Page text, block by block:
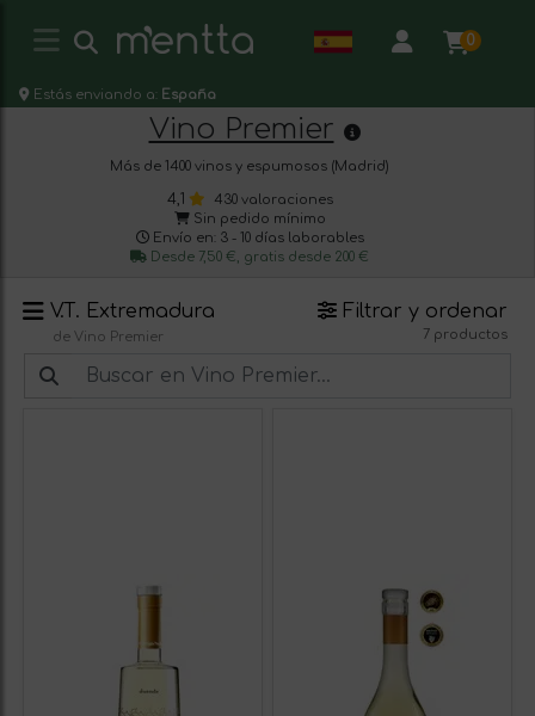
0
Estás enviando a: España
Vino Premier
Más de 1400 vinos y espumosos (Madrid)
4,1
430 valoraciones
Sin pedido mínimo
Envío en: 3 - 10 días laborables
Desde 7,50 €, gratis desde 200 €
V.T. Extremadura
de Vino Premier
Filtrar y ordenar
7 productos